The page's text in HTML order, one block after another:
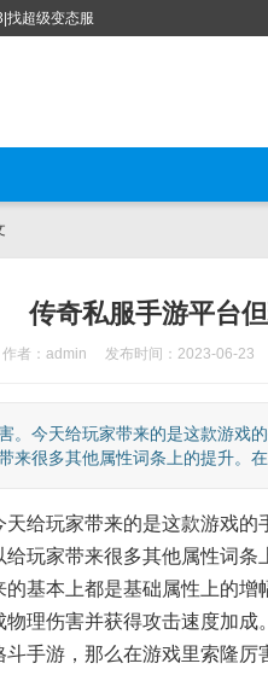
找超级变态服
传奇私服手游平台
作者：admin 发布时间：2023-06-23
今天给玩家带来的是这款游戏的
来很多其他属性词条上的提升。在
玩家带来的是这款游戏的
玩家带来很多其他属性词
基本上都是基础属性上的
理伤害并获得攻击速度加
手游，那么在游戏里索隆